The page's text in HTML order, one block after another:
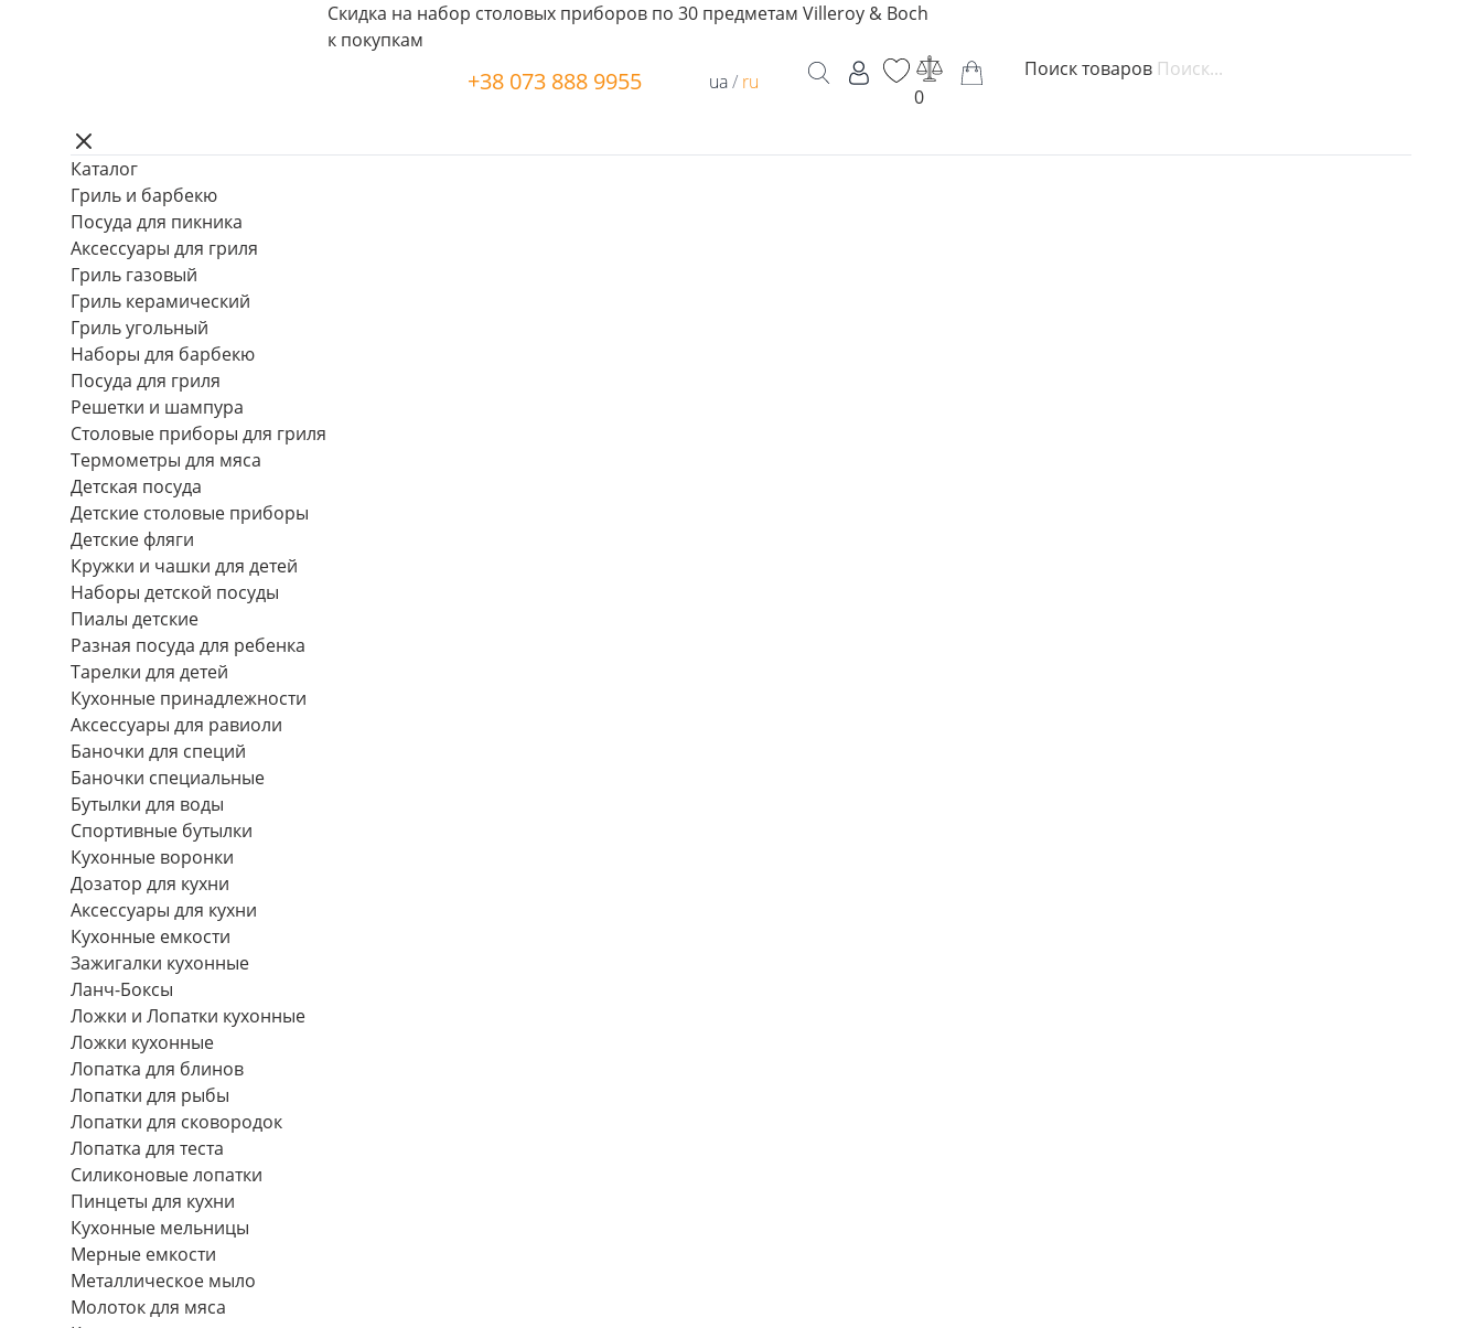
Скидка на набор столовых приборов по 30 предметам Villeroy & Boch
к покупкам
+38 073 888 9955 ua/ ru
0
Поиск товаров
Каталог
Гриль и барбекю
Посуда для пикника
Аксессуары для гриля
Гриль газовый
Гриль керамический
Гриль угольный
Наборы для барбекю
Посуда для гриля
Решетки и шампура
Столовые приборы для гриля
Термометры для мяса
Детская посуда
Детские столовые приборы
Детские фляги
Кружки и чашки для детей
Наборы детской посуды
Пиалы детские
Разная посуда для ребенка
Тарелки для детей
Кухонные принадлежности
Аксессуары для равиоли
Баночки для специй
Баночки специальные
Бутылки для воды
Спортивные бутылки
Кухонные воронки
Дозатор для кухни
Аксессуары для кухни
Кухонные емкости
Зажигалки кухонные
Ланч-Боксы
Ложки и Лопатки кухонные
Ложки кухонные
Лопатка для блинов
Лопатки для рыбы
Лопатки для сковородок
Лопатка для теста
Силиконовые лопатки
Пинцеты для кухни
Кухонные мельницы
Мерные емкости
Металлическое мыло
Молоток для мяса